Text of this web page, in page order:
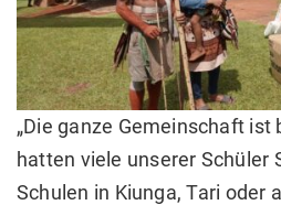
„Die ganze Gemeinschaft
hatten viele unserer Schüler
Schulen in Kiunga, Tari oder